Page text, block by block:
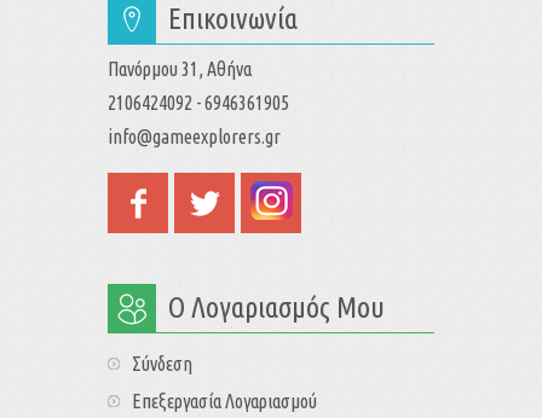
Επικοινωνία
Πανόρμου 31, Αθήνα
2106424092 - 6946361905
info@gameexplorers.gr
Ο Λογαριασμός Μου
Σύνδεση
Επεξεργασία Λογαριασμού